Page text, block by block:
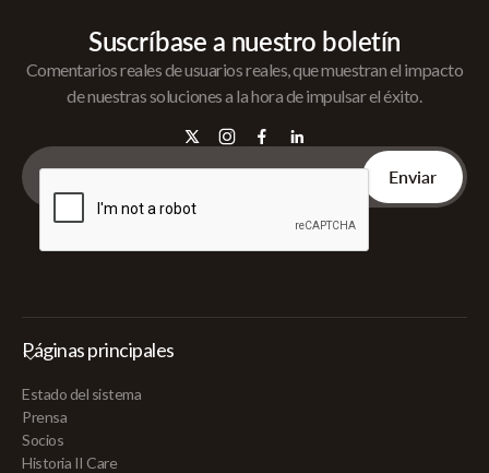
Suscríbase a nuestro boletín
Comentarios reales de usuarios reales, que muestran el impacto
de nuestras soluciones a la hora de impulsar el éxito.
Páginas principales
Estado del sistema
Prensa
Socios
Historia II Care